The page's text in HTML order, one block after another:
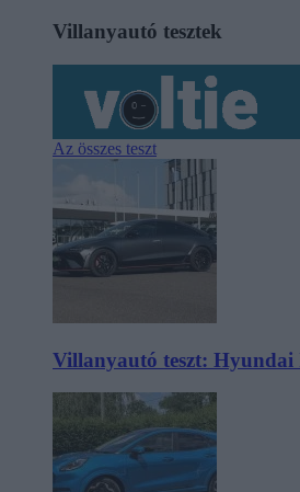
Villanyautó tesztek
Az összes teszt
Villanyautó teszt: Hyundai